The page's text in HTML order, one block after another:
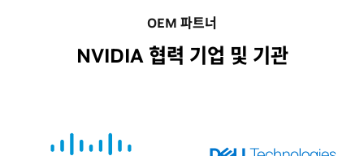
OEM 파트너
NVIDIA 협력 기업 및 기관